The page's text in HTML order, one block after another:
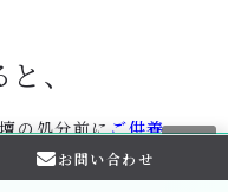
、
の処分前にご供養
くことができます。
はこちらお問い合わせ